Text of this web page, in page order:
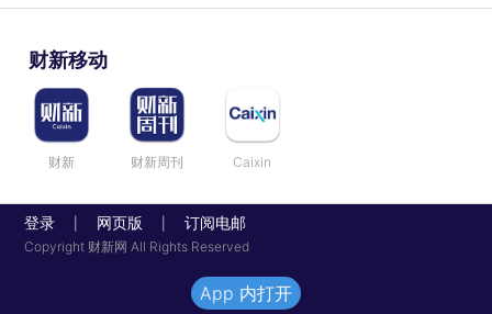
财新移动
财新 财新周刊 Caixin
登录 网页版 订阅电邮
Copyright 财新网 All Rights Reserved
App 内打开